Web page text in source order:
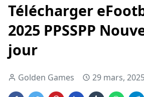
Télécharger
2025 PPSSPP
jour
Golden Games 29 mars,